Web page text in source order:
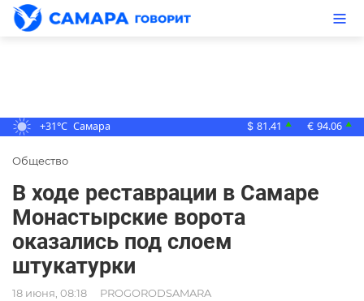
+31°C Самара $ 81.41 ▲ € 94.06 ▲
Общество
В ходе реставрации в Самаре
Монастырские ворота
оказались под слоем
штукатурки
18 июня, 08:18 PROGORODSAMARA